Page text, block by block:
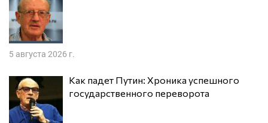
5 августа 2026 г.
Как падет Путин: Хроника успешного
государственного переворота